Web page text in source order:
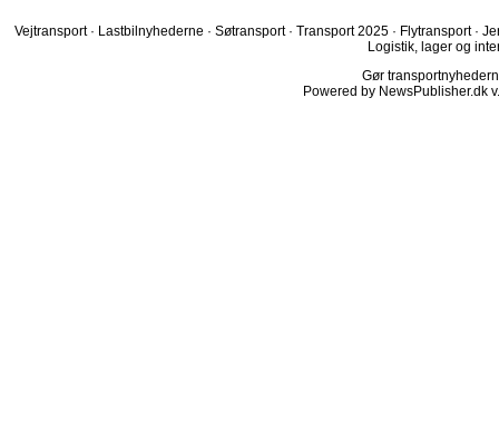
Vejtransport · Lastbilnyhederne · Søtransport · Transport 2025 · Flytransport ·
Logistik, lager og
Gør
Powered by NewsPublisher.dk